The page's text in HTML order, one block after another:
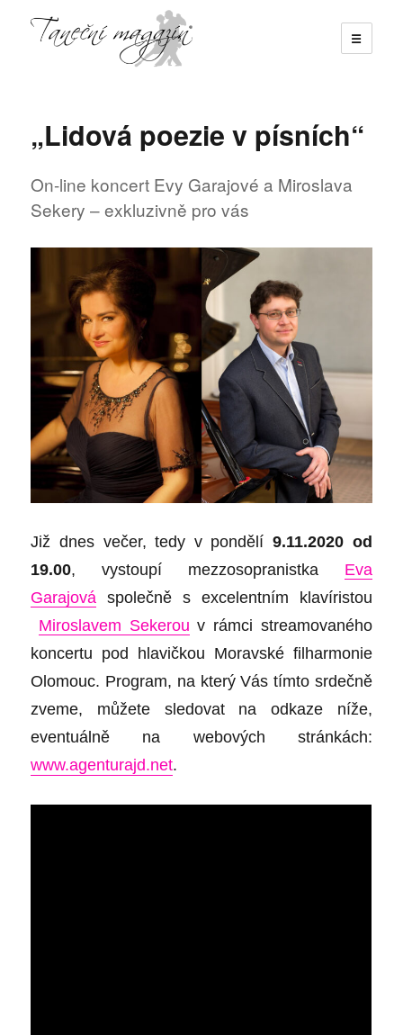
☰
„Lidová poezie v písních“
On-line koncert Evy Garajové a Miroslava
Sekery – exkluzivně pro vás
Již dnes večer,tedy v pondělí 9.11.2020 od
19.00, vystoupí mezzosopranistka Eva
Garajová
společně s excelentním
klavíristou
Miroslavem Sekerou v rámci streamovaného
koncertu pod hlavičkou Moravské filharmonie
Olomouc. Program, na který Vás tímto srdečně
zveme, můžete sledovat na odkaze níže,
eventuálně na webových stránkách:
www.agenturajd.net.